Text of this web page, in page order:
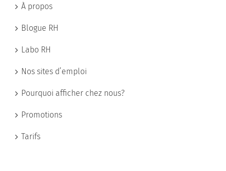
À propos
Blogue RH
Labo RH
Nos sites d’emploi
Pourquoi afficher chez nous?
Promotions
Tarifs